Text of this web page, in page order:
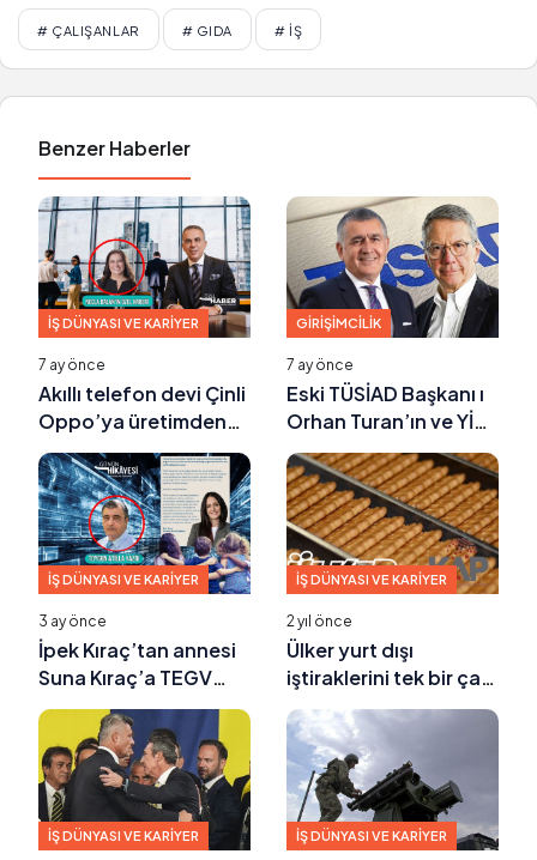
# ÇALIŞANLAR # GIDA # İŞ
Benzer Haberler
İŞ DÜNYASI VE KARIYER
7 ay önce
Akıllı telefon devi Çinli
Oppo’ya üretimden
Türk-Çin İş Konseyi
başkanlığına uzanan
hikaye
GIRIŞIMCILIK
7 ay önce
Eski TÜSİAD Başkanı ı
Orhan Turan’ın ve YİK
Başkanı Mehmet Ömer
Arif Aras’ın
yargılandığı dava
ertelendi
İŞ DÜNYASI VE KARIYER
3 ay önce
İpek Kıraç’tan annesi
Suna Kıraç’a TEGV
mektubu; İçin rahat
olsun annem
İŞ DÜNYASI VE KARIYER
2 yıl önce
Ülker yurt dışı
iştiraklerini tek bir çatı
altında topluyor
İŞ DÜNYASI VE KARIYER İŞ DÜNYASI VE KARIYER